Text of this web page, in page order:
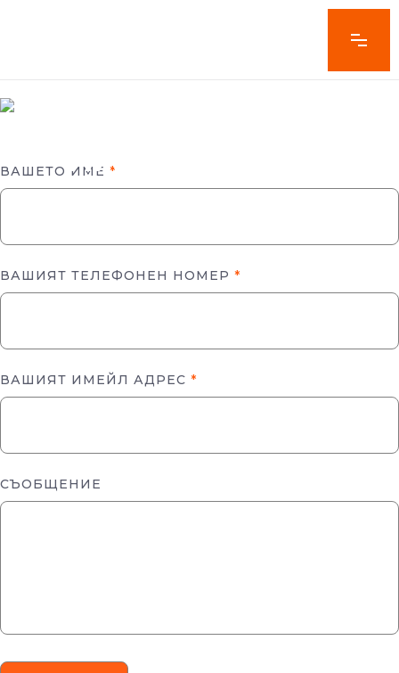
НАС
ВАШЕТО ИМЕ *
ВАШИЯТ ТЕЛЕФОНЕН НОМЕР *
ВАШИЯТ ИМЕЙЛ АДРЕС *
СЪОБЩЕНИЕ